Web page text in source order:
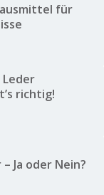
für
richtig!
Ja oder Nein?